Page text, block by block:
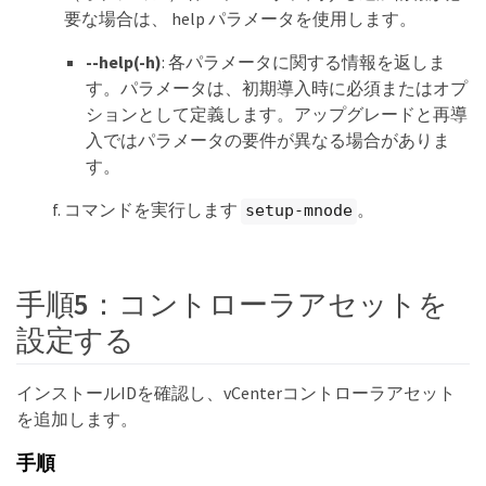
要な場合は、 help パラメータを使用します。
--help(-h): 各パラメータに関する情報を返しま
す。パラメータは、初期導入時に必須またはオプ
ションとして定義します。アップグレードと再導
入ではパラメータの要件が異なる場合がありま
す。
コマンドを実行します setup-mnode 。
手順5：コントローラアセットを
設定する
インストールIDを確認し、vCenterコントローラアセット
を追加します。
手順